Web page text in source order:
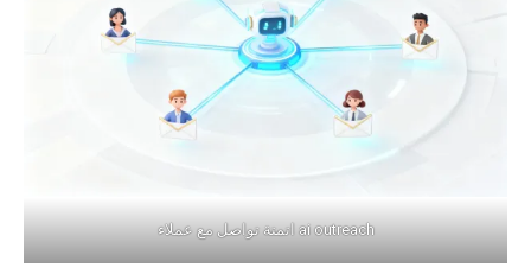
ai outreach اتمتة تواصل مع عملاء